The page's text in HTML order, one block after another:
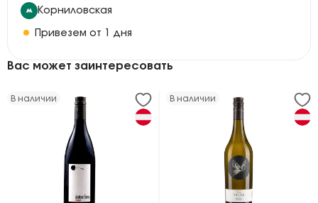
Корниловская
Привезем от 1 дня
Вас может заинтересовать
В наличии В наличии